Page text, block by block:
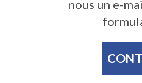
nous un e-